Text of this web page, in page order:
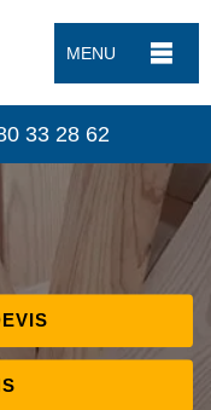
MENU
33 28 62